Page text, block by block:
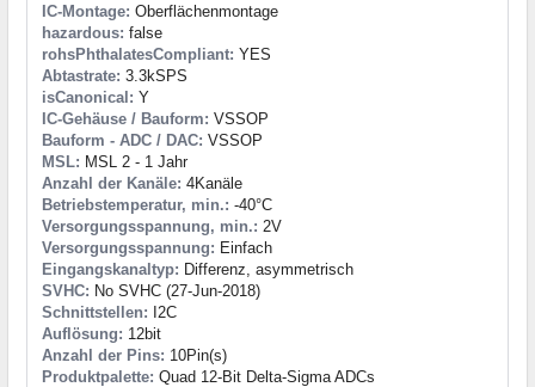
IC-Montage: Oberflächenmontage
hazardous: false
rohsPhthalatesCompliant: YES
Abtastrate: 3.3kSPS
isCanonical: Y
IC-Gehäuse / Bauform: VSSOP
Bauform - ADC / DAC: VSSOP
MSL: MSL 2 - 1 Jahr
Anzahl der Kanäle: 4Kanäle
Betriebstemperatur, min.: -40°C
Versorgungsspannung, min.: 2V
Versorgungsspannung: Einfach
Eingangskanaltyp: Differenz, asymmetrisch
SVHC: No SVHC (27-Jun-2018)
Schnittstellen: I2C
Auflösung: 12bit
Anzahl der Pins: 10Pin(s)
Produktpalette: Quad 12-Bit Delta-Sigma ADCs